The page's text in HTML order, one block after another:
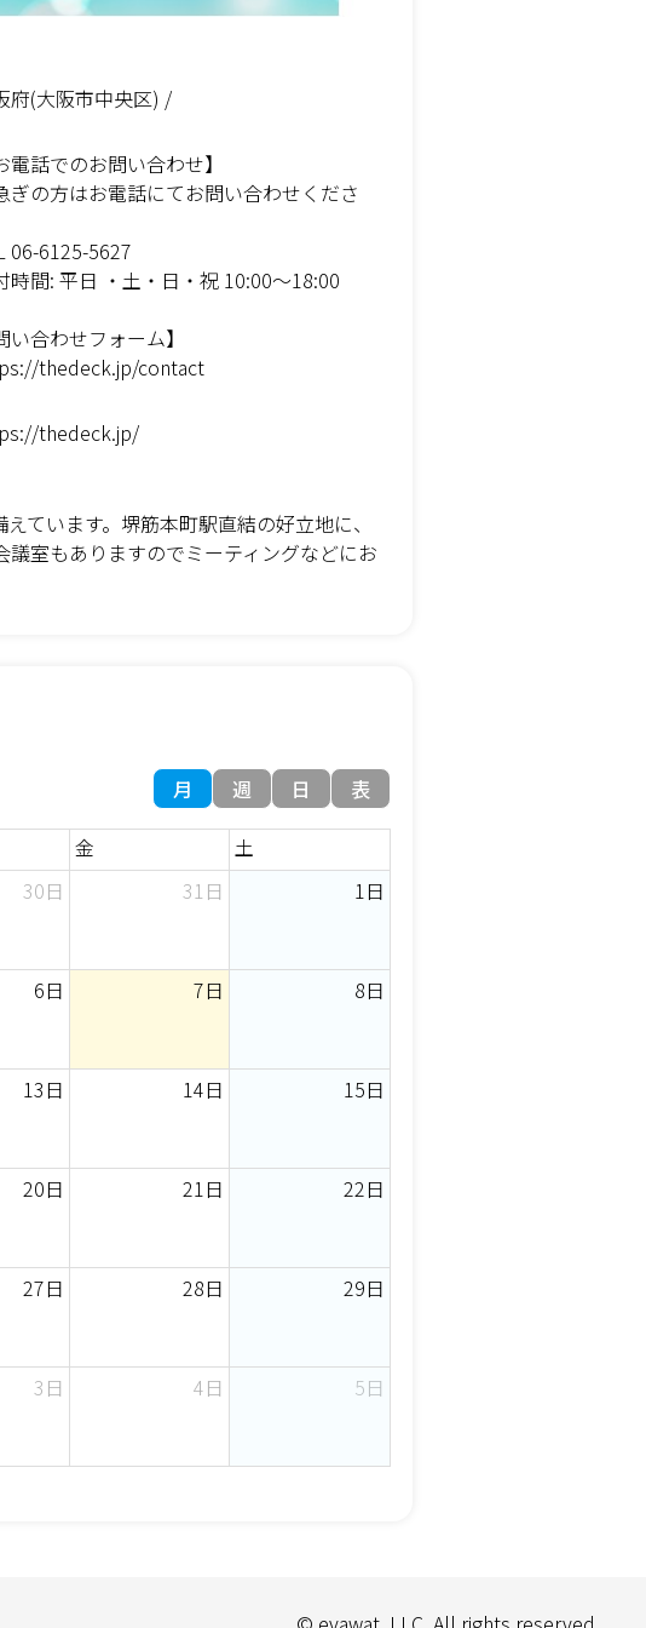
府(大阪市中央区) /
電話でのお問い合わせ】
ぎの方はお電話にてお問い合わせくださ
06-6125-5627
時間: 平日 ・土・日・祝 10:00〜18:00
い合わせフォーム】
thedeck.jp/contact
thedeck.jp/
ています。堺筋本町駅直結の好立地に、
室もありますのでミーティングなどにお
月 週 日
表
金
土
30日 31日 1日
6日 7日 8日
13日 14日 15日
20日 21日 22日
27日 28日 29日
3日 4日 5日